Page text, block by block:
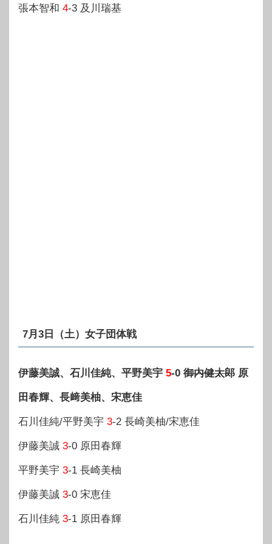
張本智和 4-3 及川瑞基
7月3日（土）女子団体戦
伊藤美誠、石川佳純、平野美宇 5-0 御内健太郎 原
田春輝、長﨑美柚、宋恵佳
石川佳純/平野美宇 3-2 長崎美柚/宋恵佳
伊藤美誠 3-0 原田春輝
平野美宇 3-1 長崎美柚
伊藤美誠 3-0 宋恵佳
石川佳純 3-1 原田春輝